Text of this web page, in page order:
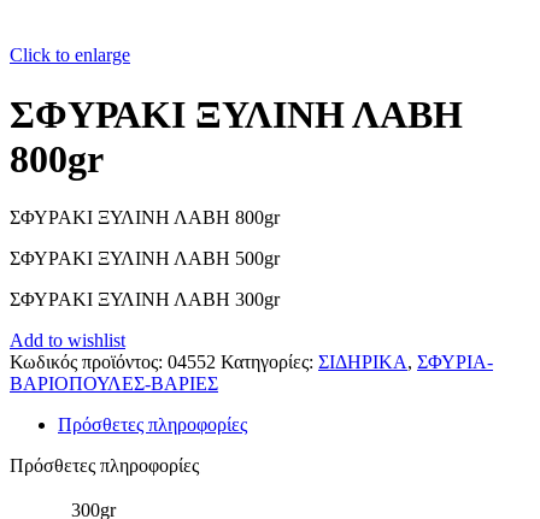
Click to enlarge
ΣΦΥΡΑΚΙ ΞΥΛΙΝΗ ΛΑΒΗ
800gr
ΣΦΥΡΑΚΙ ΞΥΛΙΝΗ ΛΑΒΗ 800gr
ΣΦΥΡΑΚΙ ΞΥΛΙΝΗ ΛΑΒΗ 500gr
ΣΦΥΡΑΚΙ ΞΥΛΙΝΗ ΛΑΒΗ 300gr
Add to wishlist
Κωδικός προϊόντος: 04552 Κατηγορίες: ΣΙΔΗΡΙΚΑ, ΣΦΥΡΙΑ-
ΒΑΡΙΟΠΟΥΛΕΣ-ΒΑΡΙΕΣ
Πρόσθετες πληροφορίες
Πρόσθετες πληροφορίες
300gr